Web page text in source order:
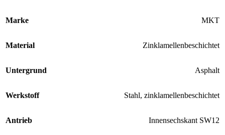
Marke MKT
Material Zinklamellenbeschichtet
Untergrund Asphalt
Werkstoff Stahl, zinklamellenbeschichtet
Antrieb Innensechskant SW12